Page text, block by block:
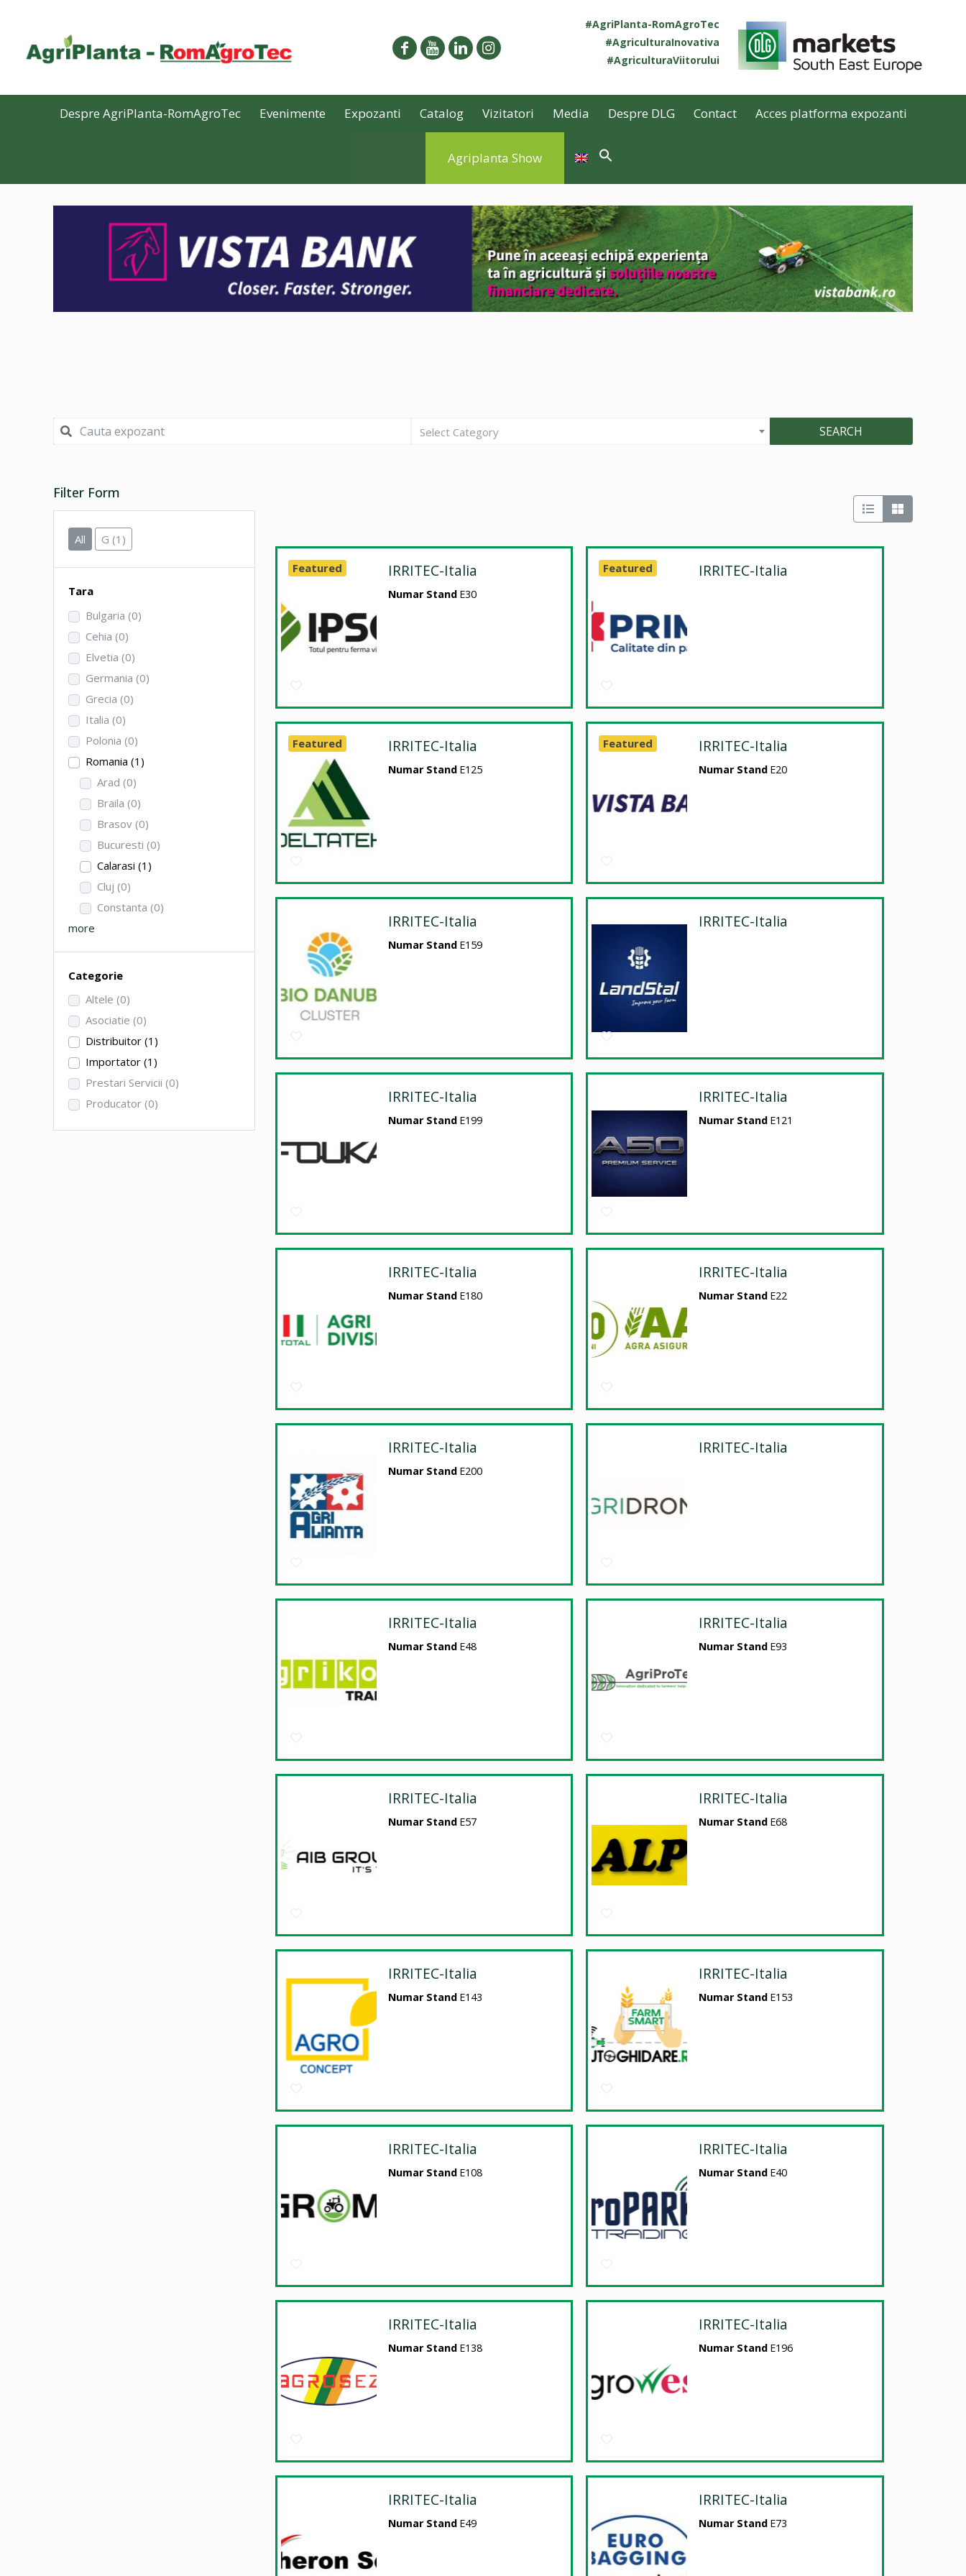
#AgriPlanta-RomAgroTec
#AgriculturaInovativa
#AgriculturaViitorului
Despre AgriPlanta-RomAgroTec Evenimente Expozanti Catalog Vizitatori Media Despre DLG Contact Acces platforma expozanti
Agriplanta Show
Select Category SEARCH
Filter Form
All G (1)
Tara
Bulgaria (0)
Cehia (0)
Elvetia (0)
Germania (0)
Grecia (0)
Italia (0)
Polonia (0)
Romania(1)
Arad (0)
Braila (0)
Brasov (0)
Bucuresti (0)
Calarasi(1)
Cluj (0)
Constanta (0)
more
Categorie
Altele (0)
Asociatie (0)
Distribuitor(1)
Importator(1)
Prestari Servicii (0)
Producator (0)
IRRITEC-Italia
Numar Stand E30
Featured IRRITEC-Italia
Featured
IRRITEC-Italia
Numar Stand E125
Featured IRRITEC-Italia
Numar Stand E20
Featured
IRRITEC-Italia
Numar Stand E159
IRRITEC-Italia
IRRITEC-Italia
Numar Stand E199
IRRITEC-Italia
Numar Stand E121
IRRITEC-Italia
Numar Stand E180
IRRITEC-Italia
Numar Stand E22
IRRITEC-Italia
Numar Stand E200
IRRITEC-Italia
IRRITEC-Italia
Numar Stand E48
IRRITEC-Italia
Numar Stand E93
IRRITEC-Italia
Numar Stand E57
IRRITEC-Italia
Numar Stand E68
IRRITEC-Italia
Numar Stand E143
IRRITEC-Italia
Numar Stand E153
IRRITEC-Italia
Numar Stand E108
IRRITEC-Italia
Numar Stand E40
IRRITEC-Italia
Numar Stand E138
IRRITEC-Italia
Numar Stand E196
IRRITEC-Italia
Numar Stand E49
IRRITEC-Italia
Numar Stand E73